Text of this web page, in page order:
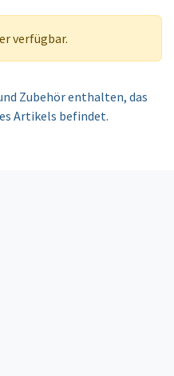
verfügbar.
Zubehör enthalten, das
Artikels befindet.